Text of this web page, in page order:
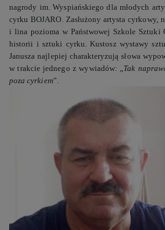
nagrody im. Wyspiańskiego dla młodych
cyrku BOJARO. Zasłużony artysta cyrkowy,
i lina pozioma w Państwowej Szkole Sztuki
historii i sztuki cyrku. Kustosz wystawy
Janusza najlepiej charakteryzują słowa
w trakcie jednego z wywiadów: „Tak
poza cyrkiem”.